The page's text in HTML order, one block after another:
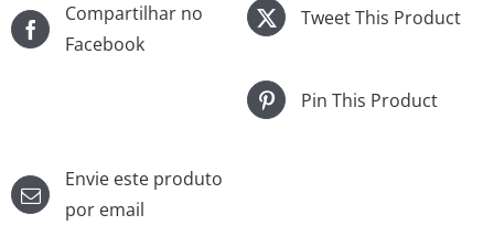
Compartilhar no
Facebook
Tweet This Product
Pin This Product
Envie este produto
por email